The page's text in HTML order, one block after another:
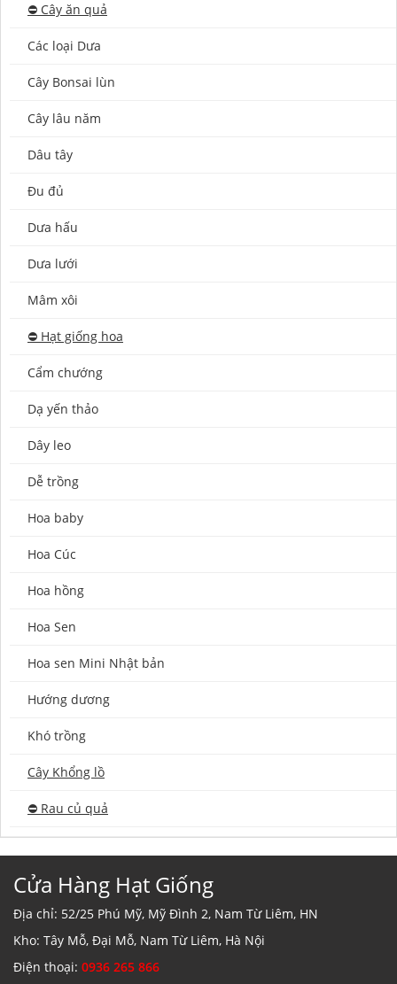
⛔️ Cây ăn quả
Các loại Dưa
Cây Bonsai lùn
Cây lâu năm
Dâu tây
Đu đủ
Dưa hấu
Dưa lưới
Mâm xôi
⛔️ Hạt giống hoa
Cẩm chướng
Dạ yến thảo
Dây leo
Dễ trồng
Hoa baby
Hoa Cúc
Hoa hồng
Hoa Sen
Hoa sen Mini Nhật bản
Hướng dương
Khó trồng
Cây Khổng lồ
⛔️ Rau củ quả
Cửa Hàng Hạt Giống
Địa chỉ: 52/25 Phú Mỹ, Mỹ Đình 2, Nam Từ Liêm, HN
Kho: Tây Mỗ, Đại Mỗ, Nam Từ Liêm, Hà Nội
Điện thoại: 0936 265 866